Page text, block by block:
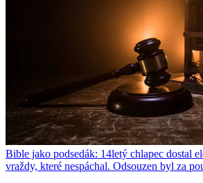
Bible jako podsedák: 14letý chlapec dostal
vraždy, které nespáchal. Odsouzen byl za